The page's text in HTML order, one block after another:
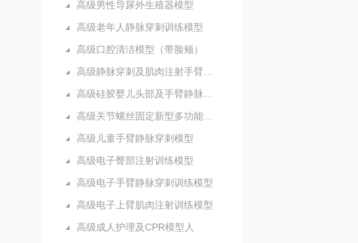
高级男性导尿外生殖器模型
高级老年人静脉穿刺训练模型
高级口腔清洁模型（带脸颊）
高级儿童手臂静脉穿刺模型
高级电子臀部注射训练模型
高级电子手臂静脉穿刺训练模型
高级电子上臂肌肉注射训练模型
高级成人护理及CPR模型人